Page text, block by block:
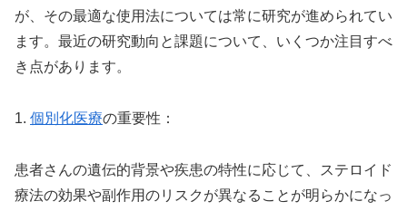
が、その最適な使用法については常に研究が進められてい
ます。最近の研究動向と課題について、いくつか注目すべ
き点があります。
1. 個別化医療の重要性：
患者さんの遺伝的背景や疾患の特性に応じて、ステロイド
療法の効果や副作用のリスクが異なることが明らかになっ